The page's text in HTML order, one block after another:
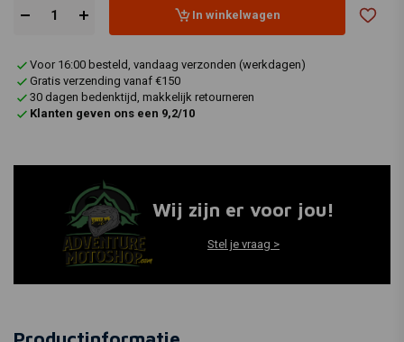
In winkelwagen
Voor 16:00 besteld, vandaag verzonden (werkdagen)
Gratis verzending vanaf €150
30 dagen bedenktijd, makkelijk retourneren
Klanten geven ons een 9,2/10
Wij zijn er voor jou!
Stel je vraag >